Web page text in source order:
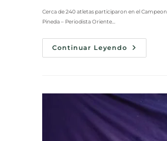
Cerca de 240 atletas participaron en el
Pineda – Periodista Oriente…
Continuar Leyendo